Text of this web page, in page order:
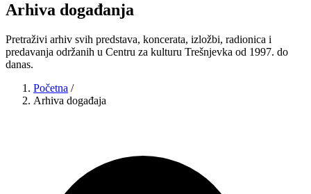
Arhiva događanja
Pretraživi arhiv svih predstava, koncerata, izložbi, radionica i
predavanja održanih u Centru za kulturu Trešnjevka od 1997. do
danas.
Početna /
Arhiva događaja